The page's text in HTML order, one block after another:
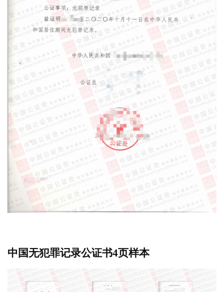
中国无犯罪记录公证书4页样本